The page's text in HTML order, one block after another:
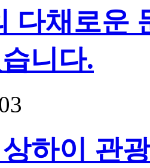
다채로운
니다.
하이 관